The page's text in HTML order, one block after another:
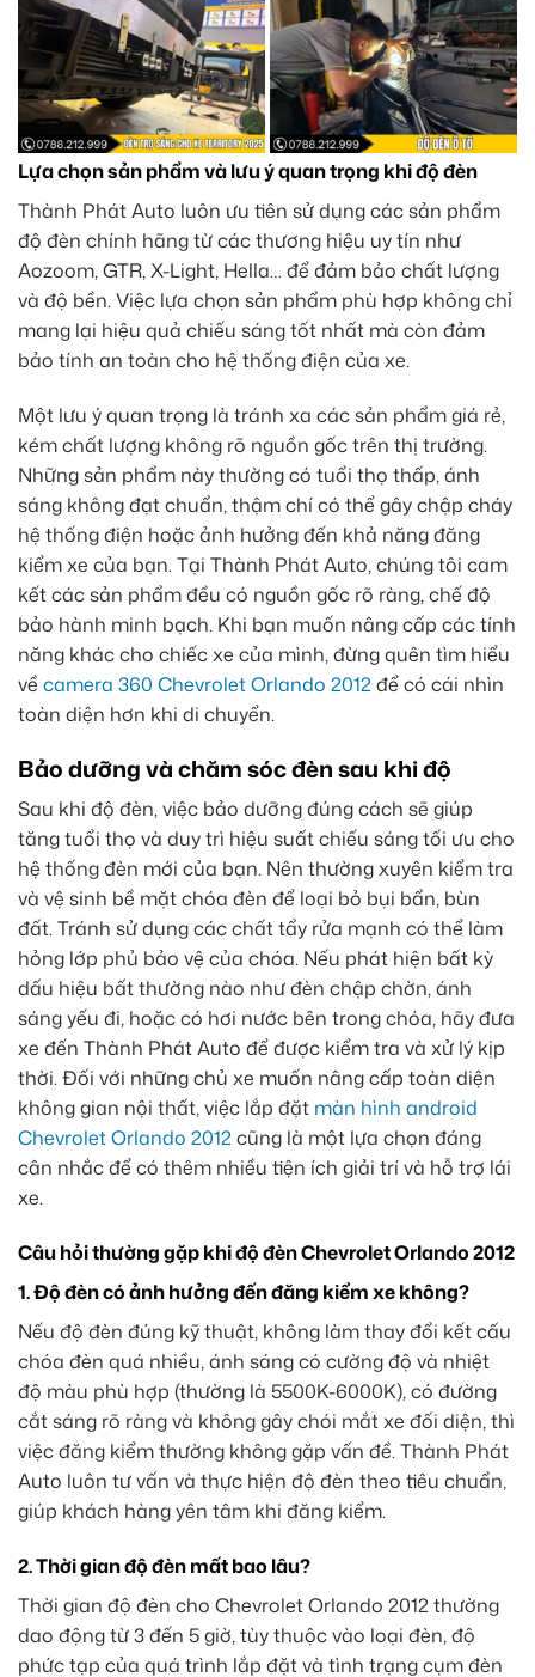
Lựa chọn sản phẩm và lưu ý quan trọng khi độ đèn
Thành Phát Auto luôn ưu tiên sử dụng các sản phẩm
độ đèn chính hãng từ các thương hiệu uy tín như
Aozoom, GTR, X-Light, Hella… để đảm bảo chất lượng
và độ bền. Việc lựa chọn sản phẩm phù hợp không chỉ
mang lại hiệu quả chiếu sáng tốt nhất mà còn đảm
bảo tính an toàn cho hệ thống điện của xe.
Một lưu ý quan trọng là tránh xa các sản phẩm giá rẻ,
kém chất lượng không rõ nguồn gốc trên thị trường.
Những sản phẩm này thường có tuổi thọ thấp, ánh
sáng không đạt chuẩn, thậm chí có thể gây chập cháy
hệ thống điện hoặc ảnh hưởng đến khả năng đăng
kiểm xe của bạn. Tại Thành Phát Auto, chúng tôi cam
kết các sản phẩm đều có nguồn gốc rõ ràng, chế độ
bảo hành minh bạch. Khi bạn muốn nâng cấp các tính
năng khác cho chiếc xe của mình, đừng quên tìm hiểu
về camera 360 Chevrolet Orlando 2012để có cái nhìn
toàn diện hơn khi di chuyển.
Bảo dưỡng và chăm sóc đèn sau khi độ
Sau khi độ đèn, việc bảo dưỡng đúng cách sẽ giúp
tăng tuổi thọ và duy trì hiệu suất chiếu sáng tối ưu cho
hệ thống đèn mới của bạn. Nên thường xuyên kiểm tra
và vệ sinh bề mặt chóa đèn để loại bỏ bụi bẩn, bùn
đất. Tránh sử dụng các chất tẩy rửa mạnh có thể làm
hỏng lớp phủ bảo vệ của chóa. Nếu phát hiện bất kỳ
dấu hiệu bất thường nào như đèn chập chờn, ánh
sáng yếu đi, hoặc có hơi nước bên trong chóa, hãy đưa
xe đến Thành Phát Auto để được kiểm tra và xử lý kịp
thời. Đối với những chủ xe muốn nâng cấp toàn diện
không gian nội thất, việc lắp đặt màn hình android
Chevrolet Orlando 2012cũng là một lựa chọn đáng
cân nhắc để có thêm nhiều tiện ích giải trí và hỗ trợ lái
xe.
Câu hỏi thường gặp khi độ đèn Chevrolet Orlando 2012
1. Độ đèn có ảnh hưởng đến đăng kiểm xe không?
Nếu độ đèn đúng kỹ thuật, không làm thay đổi kết cấu
chóa đèn quá nhiều, ánh sáng có cường độ và nhiệt
độ màu phù hợp (thường là 5500K-6000K), có đường
cắt sáng rõ ràng và không gây chói mắt xe đối diện, thì
việc đăng kiểm thường không gặp vấn đề. Thành Phát
Auto luôn tư vấn và thực hiện độ đèn theo tiêu chuẩn,
giúp khách hàng yên tâm khi đăng kiểm.
2. Thời gian độ đèn mất bao lâu?
Thời gian độ đèn cho Chevrolet Orlando 2012 thường
dao động từ 3 đến 5 giờ, tùy thuộc vào loại đèn, độ
phức tạp của quá trình lắp đặt và tình trạng cụm đèn